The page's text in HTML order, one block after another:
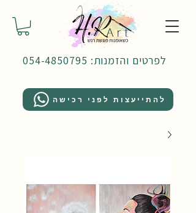
לפרטים והזמנות: 054-4850795
להתייעצות לפני רכישה